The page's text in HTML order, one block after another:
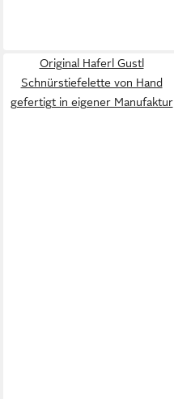
Original Haferl Gustl
Schnürstiefelette von Hand
gefertigt in eigener Manufaktur